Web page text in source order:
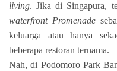
living. Jika di Singapura,
waterfront Promenade
keluarga atau hanya
beberapa restoran ternama.
Nah, di Podomoro Park